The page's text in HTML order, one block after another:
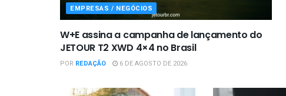
EMPRESAS / NEGÓCIOS
W+E assina a campanha de lançamento do
JETOUR T2 XWD 4×4 no Brasil
POR REDAÇÃO 6 DE AGOSTO DE 2026